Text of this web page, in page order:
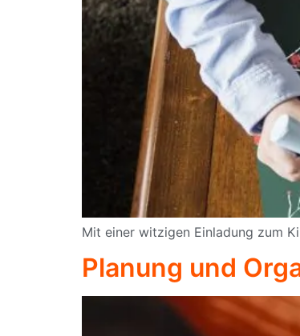
Mit einer witzigen Einladung zum
Planung und